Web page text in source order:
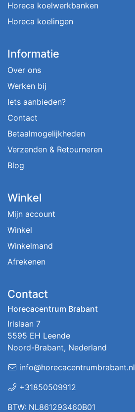
Horeca koelwerkbanken
Horeca koelingen
Informatie
Over ons
Werken bij
Iets aanbieden?
Contact
Betaalmogelijkheden
Verzenden & Retourneren
Blog
Winkel
Mijn account
Winkel
Winkelmand
Afrekenen
Contact
Horecacentrum Brabant
Irislaan 7
5595 EH Leende
Noord-Brabant, Nederland
info@horecacentrumbrabant.nl
+31850509912
BTW: NL861293460B01